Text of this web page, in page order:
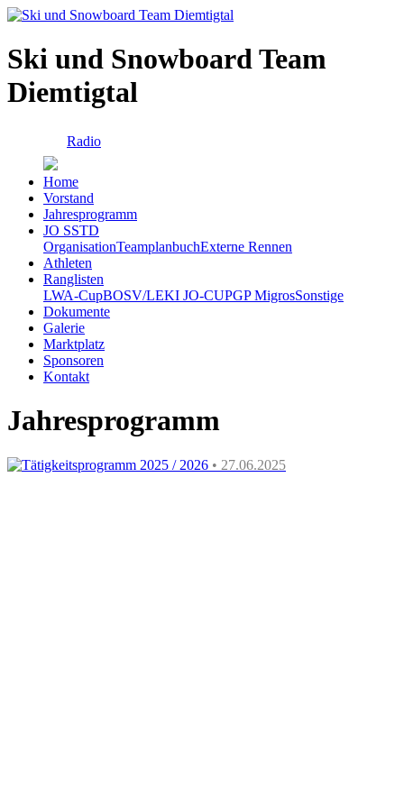
Ski und Snowboard Team
Diemtigtal
Radio
Home
Vorstand
Jahresprogramm
JO SSTD
OrganisationTeamplanbuchExterne Rennen
Athleten
Ranglisten
LWA-CupBOSV/LEKI JO-CUPGP MigrosSonstige
Dokumente
Galerie
Marktplatz
Sponsoren
Kontakt
Jahresprogramm
Tätigkeitsprogramm 2025 / 2026 • 27.06.2025